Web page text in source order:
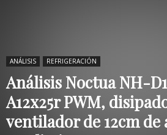
ANÁLISIS REFRIGERACIÓN
Análisis Noctua NH-
A12x25r PWM,
ventilador de 12cm de